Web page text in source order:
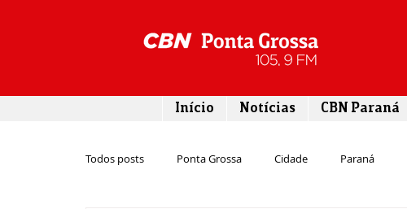
Início Notícias CBN Paraná
Todos posts Ponta Grossa Cidade Paraná